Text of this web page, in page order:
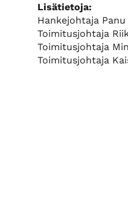
Lisätietoja:
Hankejohtaja
Toimitusjohtaja
Toimitusjohtaja
Toimitusjohtaja